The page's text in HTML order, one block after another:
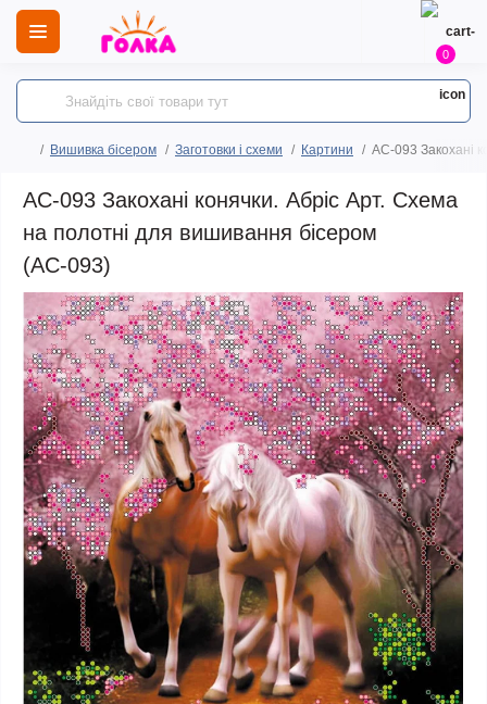
0
Вишивка бісером Заготовки і схеми Картини AC-093 Закохані
AC-093 Закохані конячки. Абріс Арт. Схема
на полотні для вишивання бісером
(АС-093)